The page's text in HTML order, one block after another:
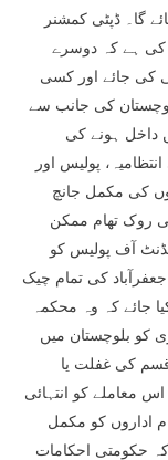
گا۔ ڈپٹی کمشنر
کی ہے کہ دوسرے
کی جائے اور کسی
کی جانب سے
داخل ہونے کی
پولیس اور
کی مکمل جانچ
روک تھام ممکن
آف پولیس کو
کی تمام چیک
جائے کہ وہ محکمہ
کو بلوچستان میں
کی غفلت یا
معاملے کو انتہائی
اداروں کو مکمل
حکومتی احکامات